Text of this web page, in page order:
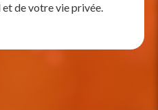
de votre vie privée.